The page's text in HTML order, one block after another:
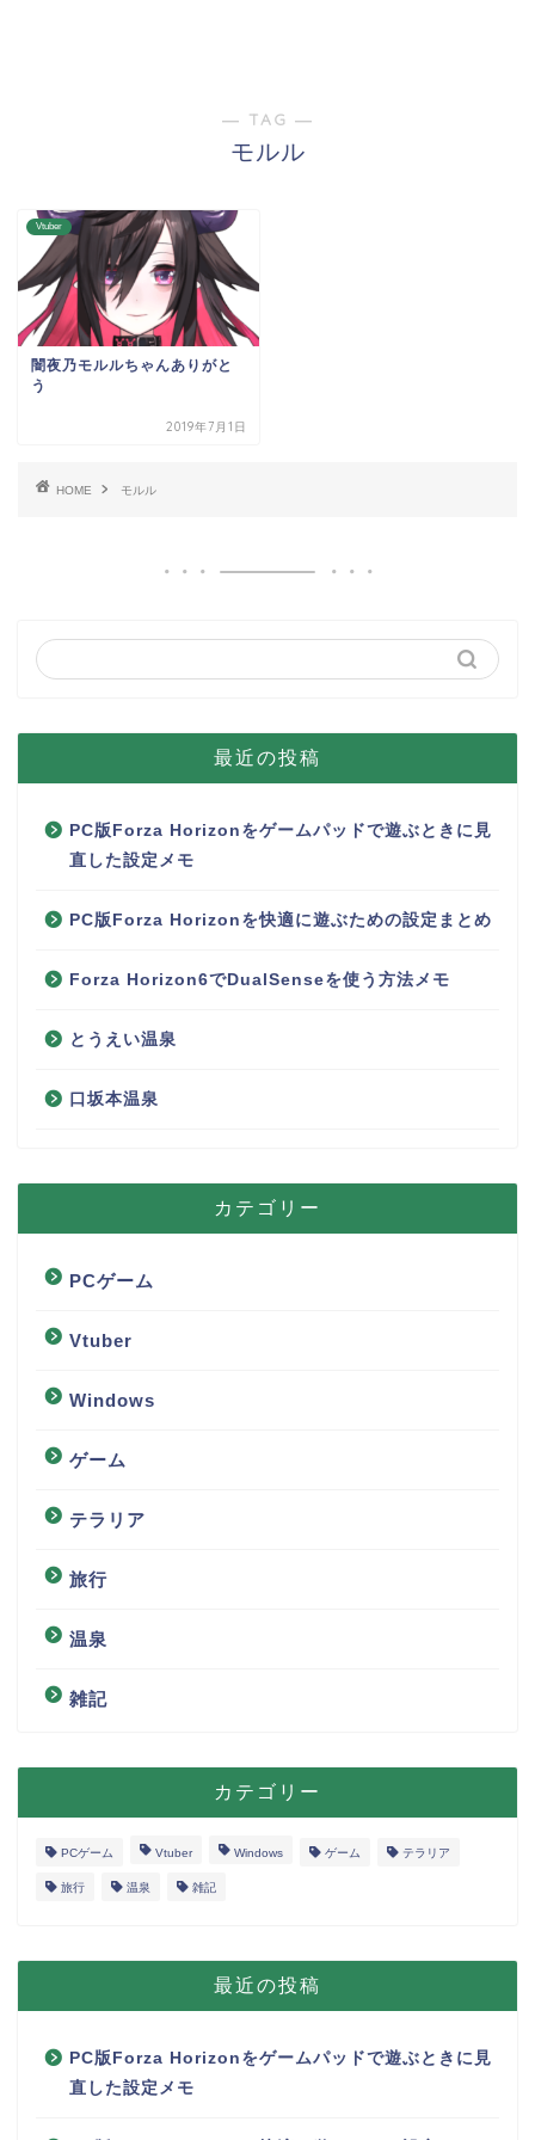
― TAG ―
モルル
Vtuber
闇夜乃モルルちゃんありがと
う
2019年7月1日
HOME モルル
最近の投稿
PC版Forza Horizonをゲームパッドで遊ぶときに見
直した設定メモ
PC版Forza Horizonを快適に遊ぶための設定まとめ
Forza Horizon6でDualSenseを使う方法メモ
とうえい温泉
口坂本温泉
カテゴリー
PCゲーム
Vtuber
Windows
ゲーム
テラリア
旅行
温泉
雑記
カテゴリー
PCゲーム Vtuber Windows ゲーム テラリア
旅行 温泉 雑記
最近の投稿
PC版Forza Horizonをゲームパッドで遊ぶときに見
直した設定メモ